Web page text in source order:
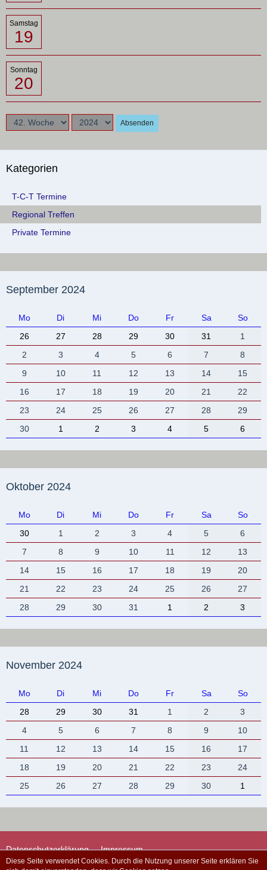
Samstag
19
Sonntag
20
Absenden
Kategorien
T-C-T Termine
Regional Treffen
Private Termine
September 2024
Mo Di Mi Do Fr Sa
So
26
27 28 29 30 31
1
2
3 4 5 6 7
8
9
10 11 12 13 14
15
16
17 18 19 20 21
22
23
24 25 26 27 28
29
30
1 2 3 4 5 6
Oktober 2024
Mo Di Mi Do Fr Sa
So
30
1 2 3 4 5
6
7
8 9 10 11 12
13
14
15 16 17 18 19
20
21
22 23 24 25 26
27
28
29 30 31 1 2 3
November 2024
Mo Di Mi Do Fr Sa
So
28
29 30 31 1 2
3
4
5 6 7 8 9
10
11
12 13 14 15 16
17
18
19 20 21 22 23
24
25
26 27 28 29 30 1
Datenschutzerklärung Impressum
Diese Seite verwendet Cookies. Durch die Nutzung unserer Seite erklären Sie